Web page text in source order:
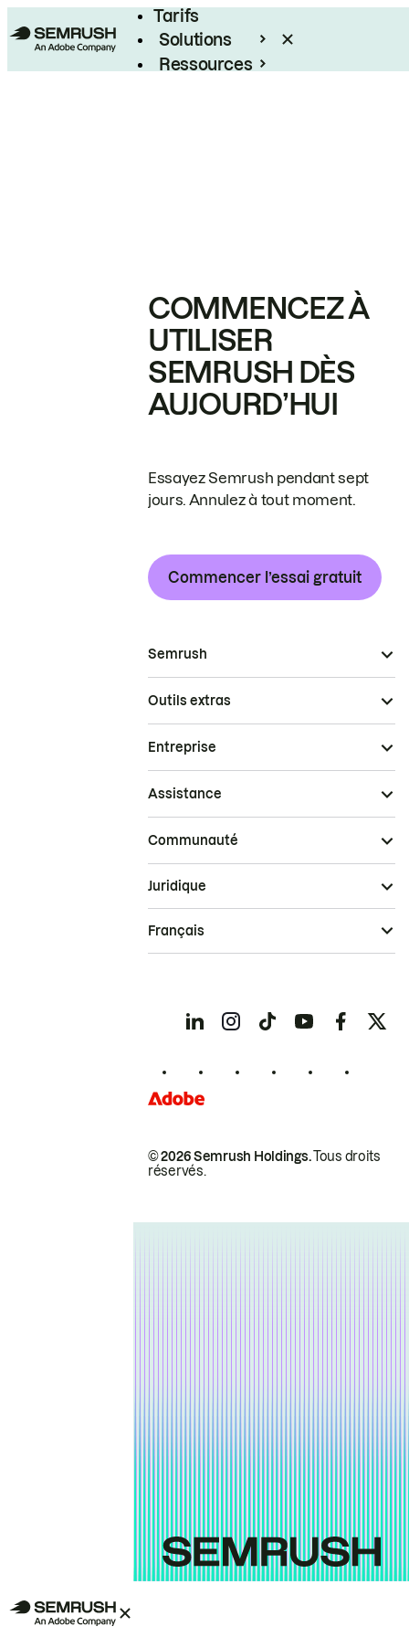
Tarifs
Solutions
Ressources
COMMENCEZ À
UTILISER
SEMRUSH DÈS
AUJOURD’HUI
Essayez Semrush pendant sept
jours. Annulez à tout moment.
Commencer l’essai gratuit
Semrush
Outils extras
Entreprise
Assistance
Communauté
© 2026 Semrush Holdings.Tous droits
réservés.
Juridique
Français